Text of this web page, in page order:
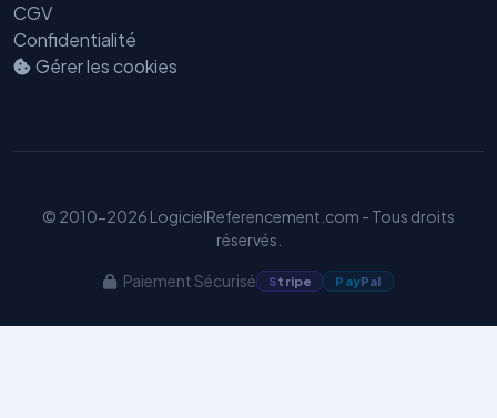
CGV
Confidentialité
Gérer les cookies
© 2010-2026 LogicielReferencement.com - Tous droits
réservés.
Paiement Sécurisé Stripe PayPal